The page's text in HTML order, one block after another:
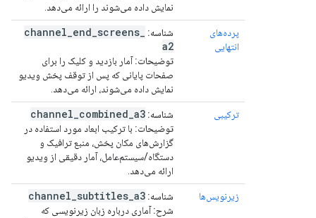
نمایش داده می‌شوند را ارائه می‌دهد.
پرده‌های
انتهایی
شناسه: channel end screens
a2
توضیحات:آمار بازدید و کلیک را برای
صفحات پایانی که پس از توقف پخش ویدیو
نمایش داده می‌شوند، ارائه می‌دهد.
ترکیبی شناسه: channel combined a3
توضیحات: با ترکیب ابعاد مورد استفاده در
گزارش‌های مکان پخش، منبع ترافیک و
دستگاه/سیستم‌عامل، آمار دقیقی از ویدیو
ارائه می‌دهد.
زیرنویس‌ها شناسه: channel subtitles a3
شرح:آماری درباره زبان زیرنویسی که